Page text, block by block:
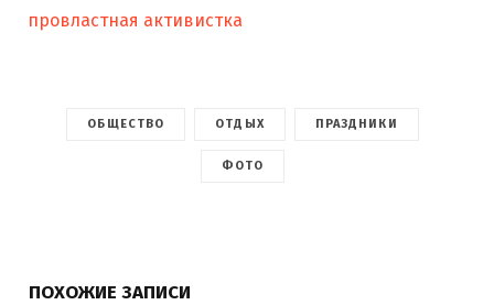
провластная активистка
ОБЩЕСТВО ОТДЫХ ПРАЗДНИКИ
ФОТО
ПОХОЖИЕ ЗАПИСИ